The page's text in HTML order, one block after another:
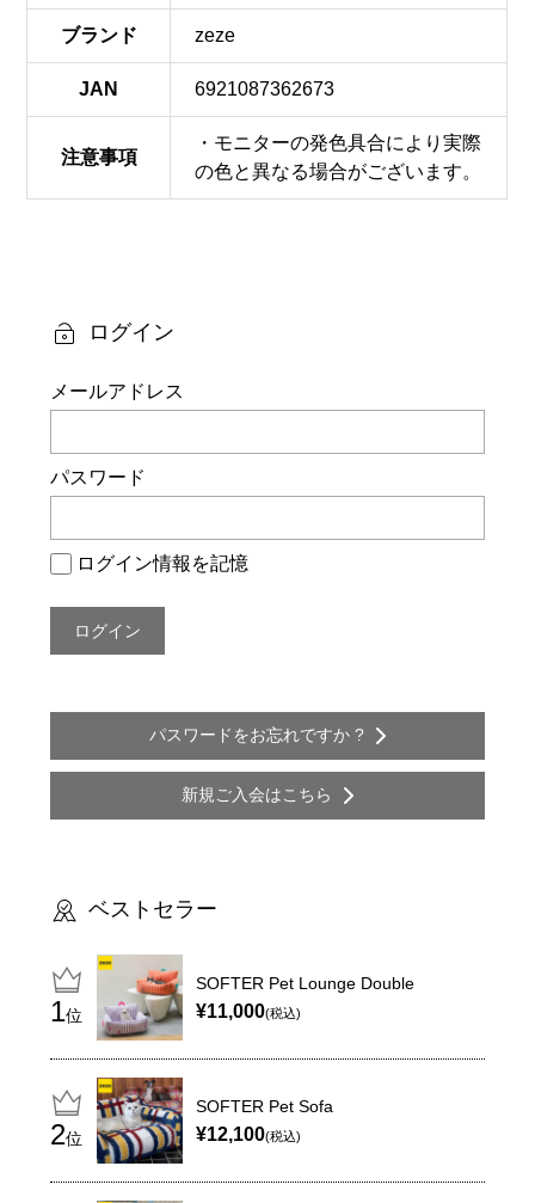
ブランド zeze
JAN 6921087362673
注意事項
・モニターの発色具合により実際
の色と異なる場合がございます。
ログイン
メールアドレス
パスワード
ログイン情報を記憶
パスワードをお忘れですか ?
新規ご入会はこちら
ベストセラー
位
SOFTER Pet Lounge Double
¥11,000(税込)
位
SOFTER Pet Sofa
¥12,100(税込)